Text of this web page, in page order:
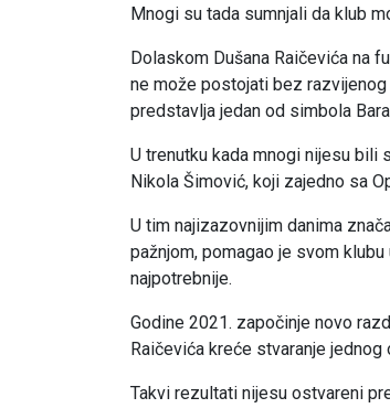
Mnogi su tada sumnjali da klub
Dolaskom Dušana Raičevića na
ne može postojati bez
predstavlja jedan od simbola
U trenutku kada mnogi nijesu bili
Nikola Šimović, koji zajedno sa
U tim najizazovnijim danima
pažnjom, pomagao je svom
najpotrebnije.
Godine 2021. započinje novo
Raičevića kreće stvaranje
Takvi rezultati nijesu ostvareni